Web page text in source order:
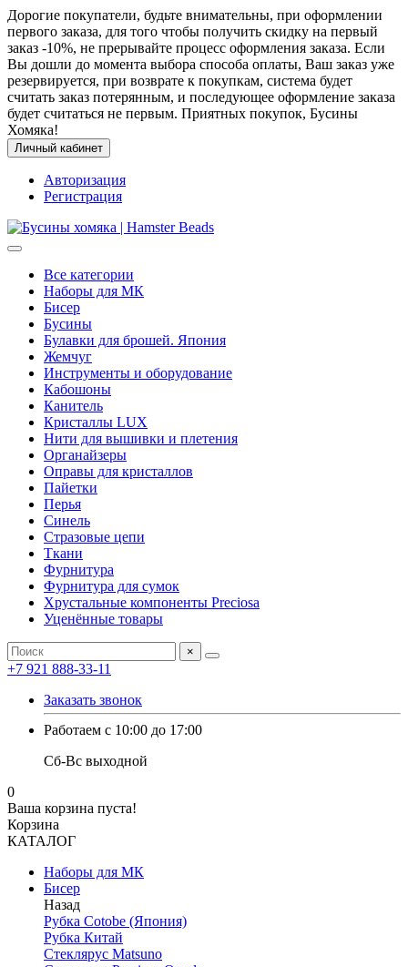
Дорогие покупатели, будьте внимательны, при оформлении
первого заказа, для того чтобы получить скидку на первый
заказ -10%, не прерывайте процесс оформления заказа. Если
Вы дошли до момента выбора способа оплаты, Ваш заказ уже
резервируется, при возврате к покупкам, система будет
считать заказ потерянным, и последующее оформление заказа
будет считаться не первым. Приятных покупок, Бусины
Хомяка!
Личный кабинет
Авторизация
Регистрация
Все категории
Наборы для МК
Бисер
Бусины
Булавки для брошей. Япония
Жемчуг
Инструменты и оборудование
Кабошоны
Канитель
Кристаллы LUX
Нити для вышивки и плетения
Органайзеры
Оправы для кристаллов
Пайетки
Перья
Синель
Стразовые цепи
Ткани
Фурнитура
Фурнитура для сумок
Хрустальные компоненты Preciosa
Уценённые товары
×
+7 921 888-33-11
Заказать звонок
Работаем с 10:00 до 17:00
Сб-Вс выходной
0
Ваша корзина пуста!
Корзина
КАТАЛОГ
Наборы для МК
Бисер
Назад
Рубка Cotobe (Япония)
Рубка Китай
Стеклярус Matsuno